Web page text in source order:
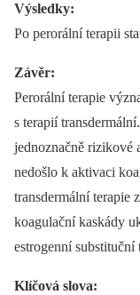
Výsledky:
Po perorální terapii
Závěr:
Perorální terapie
s terapií
jednoznačně rizikové
nedošlo k aktivaci
transdermální terapie
koagulační kaskády
estrogenní substituční
Klíčová slova: